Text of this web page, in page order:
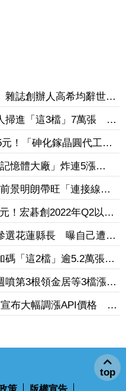
雜誌創辦人高希均辭世
掃進「這3檔」7萬張 砸
！「砷化鎵晶圓代工
1.6T光通訊開始貢獻營
憶體大廠」炸連5漲
抱回31.5億元
景明朗帶旺「連接線束
喊上3665元
！宏碁創2022年Q2以來
新品
選花蓮縣長 曝自己遭打
毒「次氯酸鈉」
碼「這2檔」逾5.2萬張
5日大漲40%
噴第3根領金居等3檔漲
碩累漲48%
宣布大幅調漲API價格 AI
策 版權宣告
top